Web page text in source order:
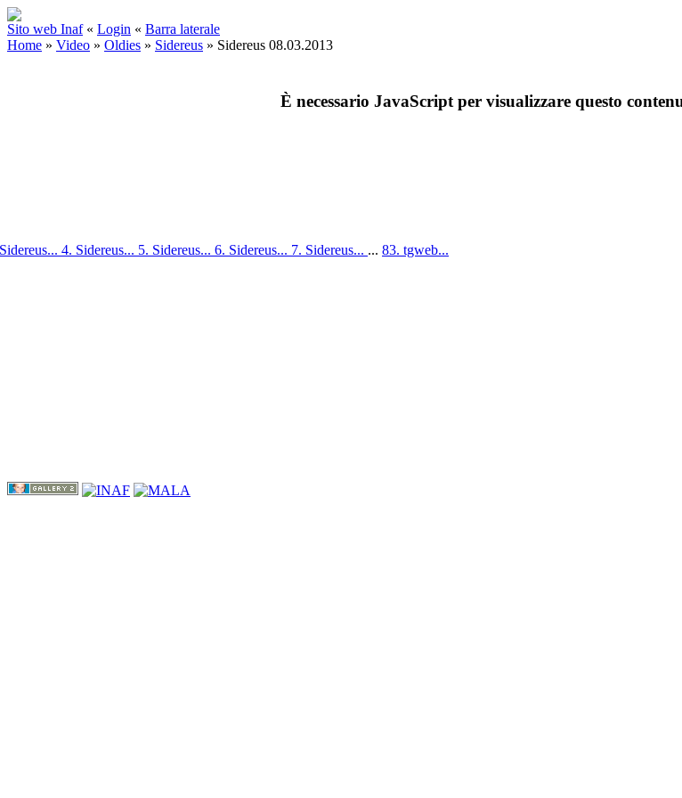
Sito web Inaf « Login « Barra laterale
Home » Video » Oldies » Sidereus » Sidereus 08.03.2013
È necessario JavaScript per visualizzare questo
4. Sidereus... 5. Sidereus... 6. Sidereus... 7. Sidereus... ... 83. tgweb...